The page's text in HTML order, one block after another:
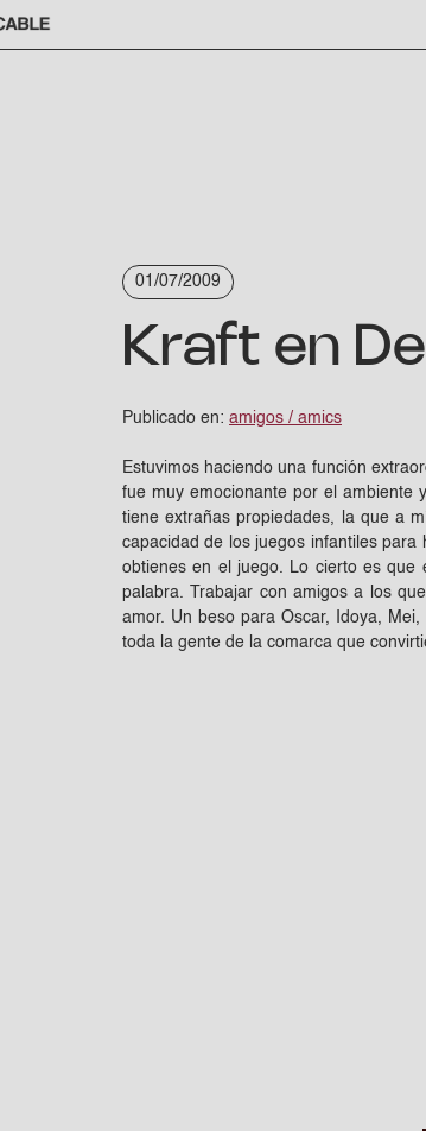
01/07/2009
Kraft en
Publicado en: amigos / amics
Estuvimos haciendo una función
fue muy emocionante por el ambiente
tiene extrañas propiedades, la que a
capacidad de los juegos infantiles
obtienes en el juego. Lo cierto es que
palabra. Trabajar con amigos a los
amor. Un beso para Oscar, Idoya,
toda la gente de la comarca que